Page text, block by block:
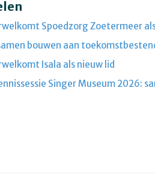
Spoedzorg Zoetermeer
bouwen aan
Isala als nieuw lid
Singer Museum 2026: